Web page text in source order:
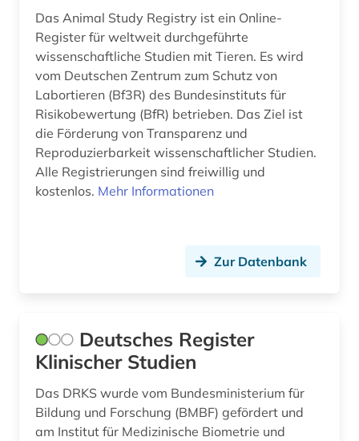
Das Animal Study Registry ist ein Online-
Register für weltweit durchgeführte
wissenschaftliche Studien mit Tieren. Es wird
vom Deutschen Zentrum zum Schutz von
Labortieren (Bf3R) des Bundesinstituts für
Risikobewertung (BfR) betrieben. Das Ziel ist
die Förderung von Transparenz und
Reproduzierbarkeit wissenschaftlicher Studien.
Alle Registrierungen sind freiwillig und
kostenlos. Mehr Informationen
Zur Datenbank
Deutsches Register
Klinischer Studien
Das DRKS wurde vom Bundesministerium für
Bildung und Forschung (BMBF) gefördert und
am Institut für Medizinische Biometrie und